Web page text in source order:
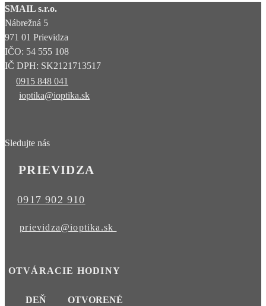
SMAIL s.r.o.
Nábrežná 5
971 01 Prievidza
IČO: 54 555 108
IČ DPH: SK2121713517
0915 848 041
ioptika@ioptika.sk
Sledujte nás
PRIEVIDZA
0917 902 910
prievidza@ioptika.sk
OTVÁRACIE HODINY
DEŇ
OTVORENÉ